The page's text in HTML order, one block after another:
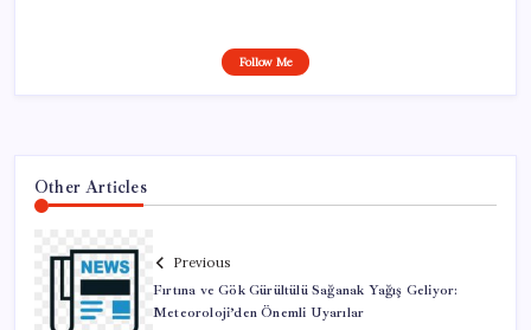
Follow Me
Other Articles
Previous
Fırtına ve Gök Gürültülü Sağanak Yağış Geliyor:
Meteoroloji’den Önemli Uyarılar